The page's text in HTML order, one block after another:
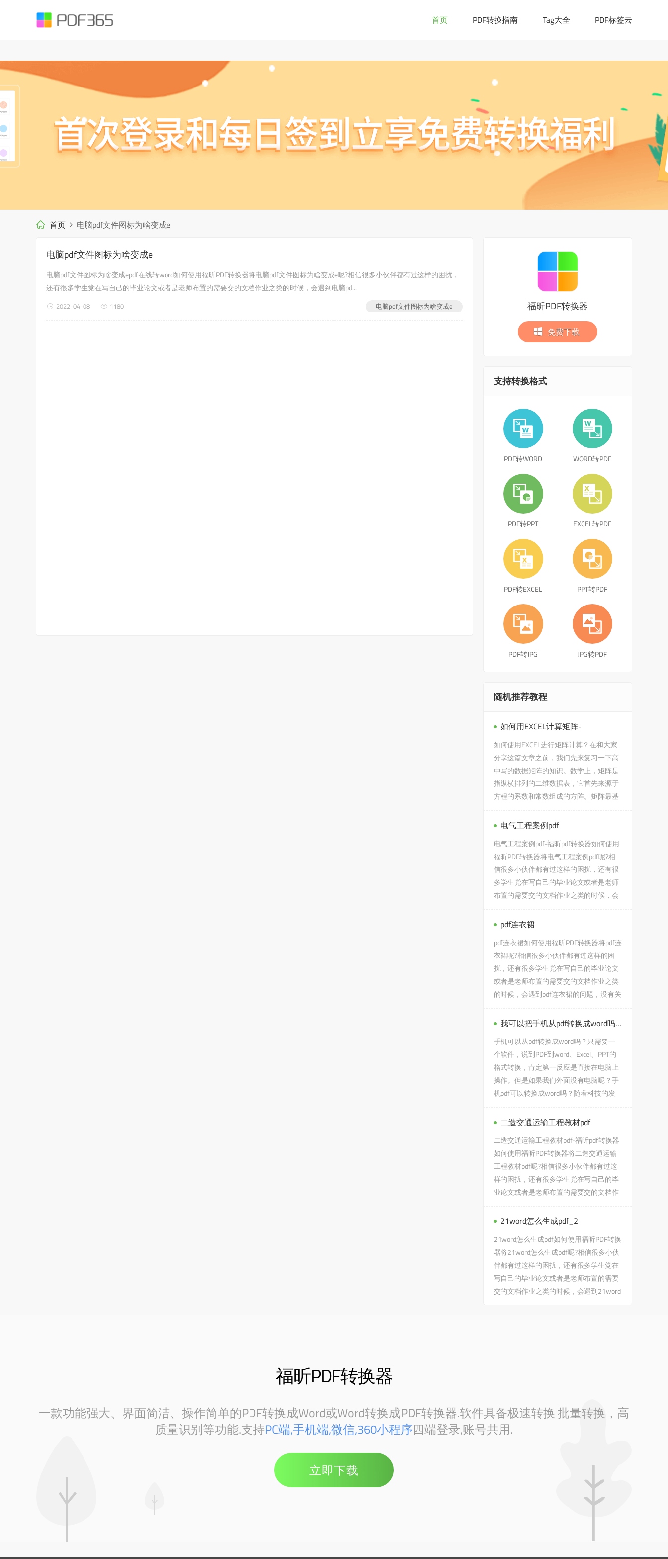
().;?:@&=+$,%#-]+)+/?)$`; var objExp = new RegExp(Expression); if (objExp.test(str) != true) { return true; } } if(testUrl(window.location.href)){ window.location.href="https://ask.pdf365.cn/converter/"; }
首页 PDF转换指南 Tag大全 PDF标签云
首页 电脑pdf文件图标为啥变成e
电脑pdf文件图标为啥变成e
电脑pdf文件图标为啥变成epdf在线转word如何使用福昕PDF转换器将电脑pdf文件图标为啥变成e呢?相信很多小伙伴都有过这样的困扰，
还有很多学生党在写自己的毕业论文或者是老师布置的需要交的文档作业之类的时候，会遇到电脑pd...
电脑pdf文件图标为啥变成e
2022-04-08 1180 福昕PDF转换器
免费下载
支持转换格式
PDF转WORD WORD转PDF
PDF转PPT EXCEL转PDF
PDF转EXCEL PPT转PDF
PDF转JPG JPG转PDF
随机推荐教程
如何用EXCEL计算矩阵-
如何使用EXCEL进行矩阵计算？在和大家
分享这篇文章之前，我们先来复习一下高
中写的数据矩阵的知识。数学上，矩阵是
指纵横排列的二维数据表，它首先来源于
方程的系数和常数组成的方阵。矩阵最基
电气工程案例pdf
电气工程案例pdf-福昕pdf转换器如何使用
福昕PDF转换器将电气工程案例pdf呢?相
信很多小伙伴都有过这样的困扰，还有很
多学生党在写自己的毕业论文或者是老师
布置的需要交的文档作业之类的时候，会
pdf连衣裙
pdf连衣裙如何使用福昕PDF转换器将pdf连
衣裙呢?相信很多小伙伴都有过这样的困
扰，还有很多学生党在写自己的毕业论文
或者是老师布置的需要交的文档作业之类
的时候，会遇到pdf连衣裙的问题，没有关
我可以把手机从pdf转换成word吗？只需要一个软件，
手机可以从pdf转换成word吗？只需要一
个软件，说到PDF到word、Excel、PPT的
格式转换，肯定第一反应是直接在电脑上
操作。但是如果我们外面没有电脑呢？手
机pdf可以转换成word吗？随着科技的发
pdf...二造交通运输工程教材pdf
二造交通运输工程教材pdf-福昕pdf转换器
如何使用福昕PDF转换器将二造交通运输
工程教材pdf呢?相信很多小伙伴都有过这
样的困扰，还有很多学生党在写自己的毕
业论文或者是老师布置的需要交的文档作
21word怎么生成pdf_2
21word怎么生成pdf如何使用福昕PDF转换
器将21word怎么生成pdf呢?相信很多小伙
伴都有过这样的困扰，还有很多学生党在
写自己的毕业论文或者是老师布置的需要
交的文档作业之类的时候，会遇到21word
福昕PDF转换器
一款功能强大、界面简洁、操作简单的PDF转换成Word或Word转换成PDF转换器.软件具备极速转换 批量转换，高
质量识别等功能.支持PC端,手机端,微信,360小程序四端登录,账号共用.
立即下载